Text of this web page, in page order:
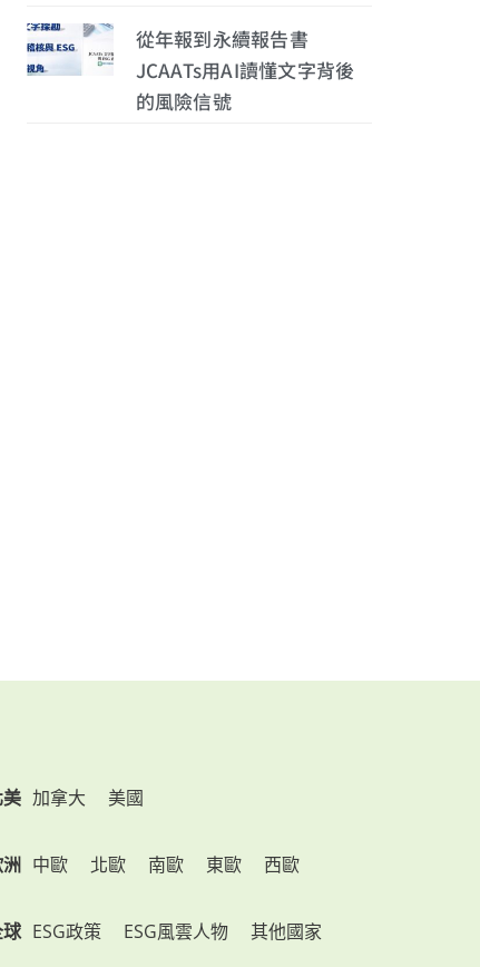
從年報到永續報告書
JCAATs用AI讀懂文字背後
的風險信號
美 加拿大 美國
洲 中歐 北歐 南歐 東歐 西歐
球 ESG政策 ESG風雲人物 其他國家